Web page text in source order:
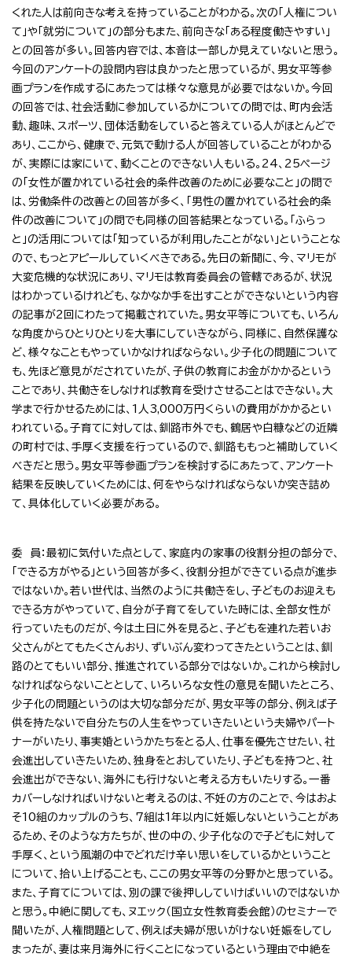
くれた人は前向きな考えを持っていることがわかる。次の「人権につい
て」や「就労について」の部分もまた、前向きな「ある程度働きやすい」
との回答が多い。回答内容では、本音は一部しか見えていないと思う。
今回のアンケートの設問内容は良かったと思っているが、男女平等参
画プランを作成するにあたっては様々な意見が必要ではないか。今回
の回答では、社会活動に参加しているかについての問では、町内会活
動、趣味、スポーツ、団体活動をしていると答えている人がほとんどで
あり、ここから、健康で、元気で動ける人が回答していることがわかる
が、実際には家にいて、動くことのできない人もいる。24、25ページ
の「女性が置かれている社会的条件改善のために必要なこと」の問で
は、労働条件の改善との回答が多く、「男性の置かれている社会的条
件の改善について」の問でも同様の回答結果となっている。「ふらっ
と」の活用については「知っているが利用したことがない」ということな
ので、もっとアピールしていくべきである。先日の新聞に、今、マリモが
大変危機的な状況にあり、マリモは教育委員会の管轄であるが、状況
はわかっているけれども、なかなか手を出すことができないという内容
の記事が2回にわたって掲載されていた。男女平等についても、いろん
な角度からひとりひとりを大事にしていきながら、同様に、自然保護な
ど、様々なこともやっていかなければならない。少子化の問題について
も、先ほど意見がだされていたが、子供の教育にお金がかかるという
ことであり、共働きをしなければ教育を受けさせることはできない。大
学まで行かせるためには、1人3,000万円くらいの費用がかかるとい
われている。子育てに対しては、釧路市外でも、鶴居や白糠などの近隣
の町村では、手厚く支援を行っているので、釧路ももっと補助していく
べきだと思う。男女平等参画プランを検討するにあたって、アンケート
結果を反映していくためには、何をやらなければならないか突き詰め
て、具体化していく必要がある。
委 員：最初に気付いた点として、家庭内の家事の役割分担の部分で、
「できる方がやる」という回答が多く、役割分担ができている点が進歩
ではないか。若い世代は、当然のように共働きをし、子どものお迎えも
できる方がやっていて、自分が子育てをしていた時には、全部女性が
行っていたものだが、今は土日に外を見ると、子どもを連れた若いお
父さんがとてもたくさんおり、ずいぶん変わってきたということは、釧
路のとてもいい部分、推進されている部分ではないか。これから検討し
なければならないこととして、いろいろな女性の意見を聞いたところ、
少子化の問題というのは大切な部分だが、男女平等の部分、例えば子
供を持たないで自分たちの人生をやっていきたいという夫婦やパート
ナーがいたり、事実婚というかたちをとる人、仕事を優先させたい、社
会進出していきたいため、独身をとおしていたり、子どもを持つと、社
会進出ができない、海外にも行けないと考える方もいたりする。一番
カバーしなければいけないと考えるのは、不妊の方のことで、今はおよ
そ10組のカップルのうち、7組は1年以内に妊娠しないということがあ
るため、そのような方たちが、世の中の、少子化なので子どもに対して
手厚く、という風潮の中でどれだけ辛い思いをしているかということ
について、拾い上げることも、ここの男女平等の分野かと思っている。
また、子育てについては、別の課で後押ししていけばいいのではないか
と思う。中絶に関しても、ヌエック（国立女性教育委会館）のセミナーで
聞いたが、人権問題として、例えば夫婦が思いがけない妊娠をしてし
まったが、妻は来月海外に行くことになっているという理由で中絶を